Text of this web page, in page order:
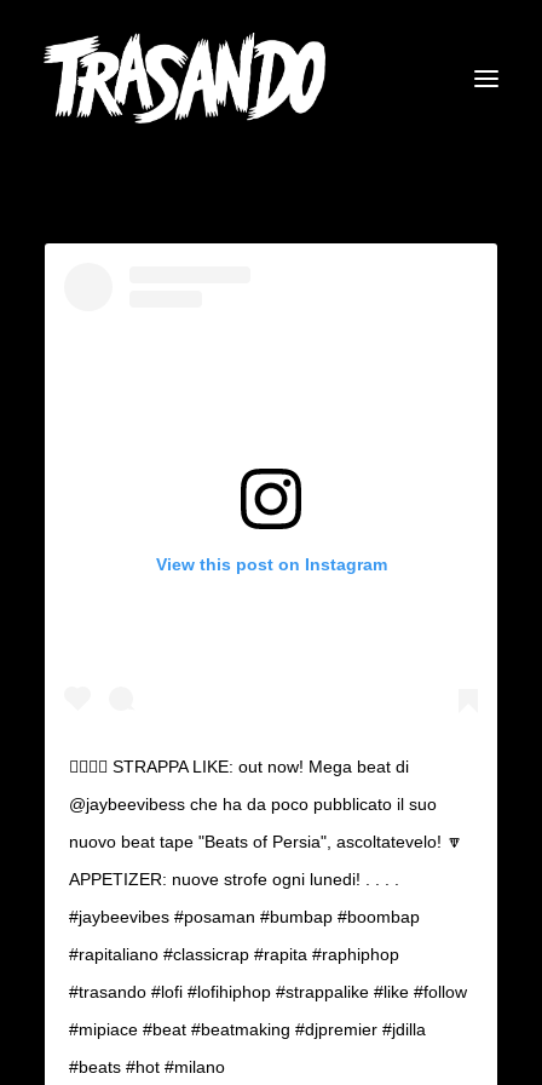
RICERCA
LOGIN / REGISTER
View this post on Instagram
👍🏻👍🏻 STRAPPA LIKE: out now! Mega beat di
@jaybeevibess che ha da poco pubblicato il suo
nuovo beat tape "Beats of Persia", ascoltatevelo! 🔽
APPETIZER: nuove strofe ogni lunedi! . . . .
#jaybeevibes #posaman #bumbap #boombap
#rapitaliano #classicrap #rapita #raphiphop
#trasando #lofi #lofihiphop #strappalike #like #follow
#mipiace #beat #beatmaking #djpremier #jdilla
#beats #hot #milano